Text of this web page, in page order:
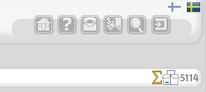
5114